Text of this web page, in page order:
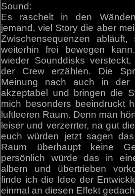
Sound:
Es raschelt in den
jemand, viel Story die aber
Zwischensequenzen
weiterhin frei bewegen
wieder Sounddisks
der Crew erzählen. Die
Meinung nach auch in der
akzeptabel und bringen die
mich besonders beeindruckt
luftleeren Raum. Denn man
leiser und verzerrter, na gut
euch würden jetzt sagen
Raum überhaupt keine
persönlich würde das in
albern und übertrieben
finde ich die Idee der
einmal an diesen Effekt